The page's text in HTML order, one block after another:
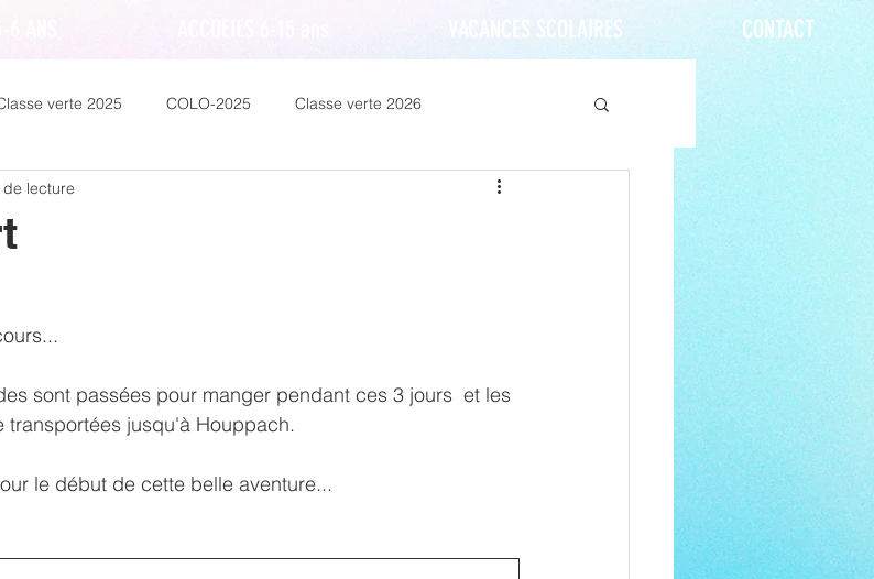
VACANCES SCOLAIRES CONTACT
verte 2025 COLO-2025 Classe verte 2026
de lecture
sont passées pour manger pendant ces 3 jours  et les
jusqu'à Houppach.
le début de cette belle aventure...